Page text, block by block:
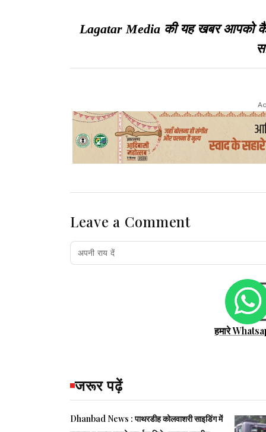
Lagatar Media की यह खबर आपको
Leave a Comment
हमारे
जरूर पढ़ें
Dhanbad News : पाथरडीह कोलवाशरी साइडिंग में